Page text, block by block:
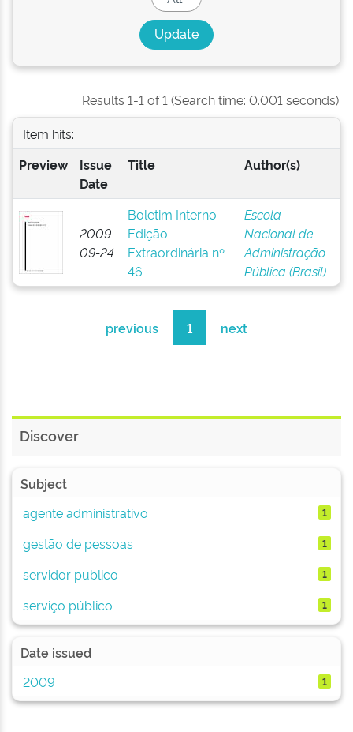
Results 1-1 of 1 (Search time: 0.001 seconds).
Item hits:
Preview
Issue
Date
Title Author(s)
2009-
09-24
Boletim Interno -
Edição
Extraordinária nº
46
Escola
Nacional de
Administração
Pública (Brasil)
previous 1 next
Discover
Subject
agente administrativo
1
gestão de pessoas 1
servidor publico 1
serviço público 1
Date issued
2009
1